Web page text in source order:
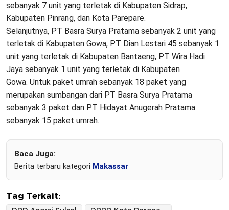
sebanyak 7 unit yang terletak di Kabupaten Sidrap,
Kabupaten Pinrang, dan Kota Parepare.
Selanjutnya, PT Basra Surya Pratama sebanyak 2 unit yang
terletak di Kabupaten Gowa, PT Dian Lestari 45 sebanyak 1
unit yang terletak di Kabupaten Bantaeng, PT Wira Hadi
Jaya sebanyak 1 unit yang terletak di Kabupaten
Gowa. Untuk paket umrah sebanyak 18 paket yang
merupakan sumbangan dari PT Basra Surya Pratama
sebanyak 3 paket dan PT Hidayat Anugerah Pratama
sebanyak 15 paket umrah.
Baca Juga:
Berita terbaru kategori Makassar
Tag Terkait: